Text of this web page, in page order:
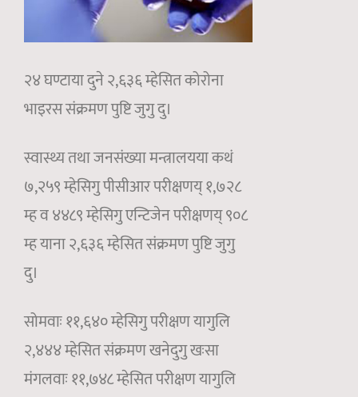
२४ घण्टाया दुने २,६३६ म्हेसित कोरोना
भाइरस संक्रमण पुष्टि जुगु दु।
स्वास्थ्य तथा जनसंख्या मन्त्रालयया कथं
७,२५९ म्हेसिगु पीसीआर परीक्षणय् १,७२८
म्ह व ४४८९ म्हेसिगु एन्टिजेन परीक्षणय् ९०८
म्ह याना २,६३६ म्हेसित संक्रमण पुष्टि जुगु
दु।
सोमवाः ११,६४० म्हेसिगु परीक्षण यागुलि
२,४४४ म्हेसित संक्रमण खनेदुगु खःसा
मंगलवाः ११,७४८ म्हेसित परीक्षण यागुलि